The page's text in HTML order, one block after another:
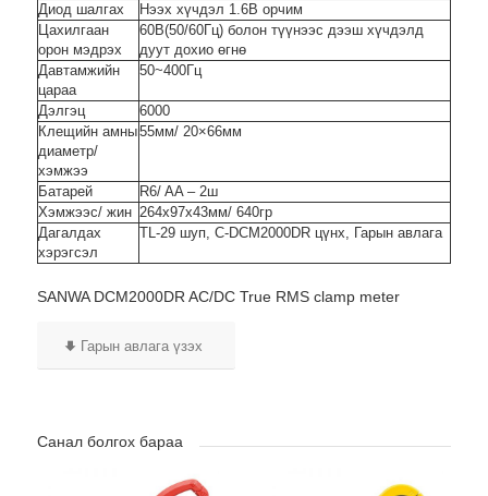
Диод шалгах
Нээх хүчдэл 1.6В орчим
Цахилгаан
орон мэдрэх
60В(50/60Гц) болон түүнээс дээш хүчдэлд
дуут дохио өгнө
Давтамжийн
цараа
50~400Гц
Дэлгэц
6000
Клещийн амны
диаметр/
хэмжээ
55мм/ 20×66мм
Батарей
R6/ AA – 2ш
Хэмжээс/ жин 264x97x43мм/ 640гр
Дагалдах
хэрэгсэл
TL-29 шуп, C-DCM2000DR цүнх, Гарын авлага
SANWA DCM2000DR AC/DC True RMS clamp meter
Гарын авлага үзэх
Санал болгох бараа